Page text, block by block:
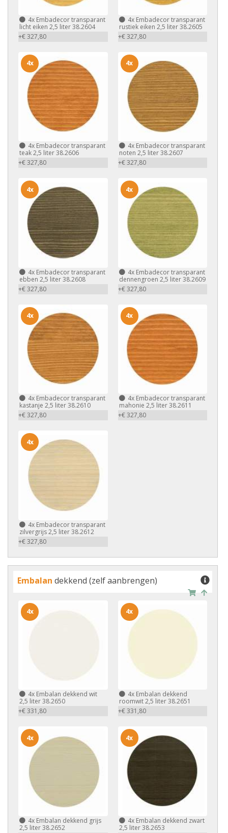
4x Embadecor transparant
licht eiken 2,5 liter 38.2604
+€ 327,80
4xEmbadecor transparant
rustiek eiken 2,5 liter 38.2605
+€ 327,80
4x Embadecor transparant
teak 2,5 liter 38.2606
+€ 327,80
4x
4xEmbadecor transparant
noten 2,5 liter 38.2607
+€ 327,80
4x
4x Embadecor transparant
ebben 2,5 liter 38.2608
+€ 327,80
4x
4xEmbadecor transparant
dennengroen 2,5 liter 38.2609
+€ 327,80
4x
4x Embadecor transparant
kastanje 2,5 liter 38.2610
+€ 327,80
4x
4xEmbadecor transparant
mahonie 2,5 liter 38.2611
+€ 327,80
4x
4x Embadecor transparant
zilvergrijs 2,5 liter 38.2612
+€ 327,80
4x
Embalan dekkend (zelf aanbrengen)
4x Embalan dekkend wit
2,5 liter 38.2650
+€ 331,80
4x
4xEmbalan dekkend
roomwit 2,5 liter 38.2651
+€ 331,80
4x
4x Embalan dekkend grijs
2,5 liter 38.2652
4x
4xEmbalan dekkend zwart
2,5 liter 38.2653
4x